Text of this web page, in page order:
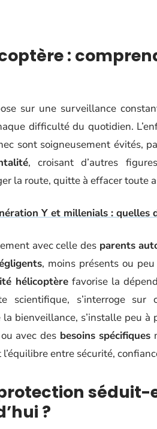
:
sur une surveillance
difficulté du quotidien.
sont soigneusement évités,
, croisant d’autres
la route, quitte à effacer toute
Y et millenials : quelles
avec celle des parents
, moins présents ou
hélicoptère favorise la
scientifique, s’interroge
bienveillance, s’installe peu
avec des besoins spécifiques
entre sécurité,
?